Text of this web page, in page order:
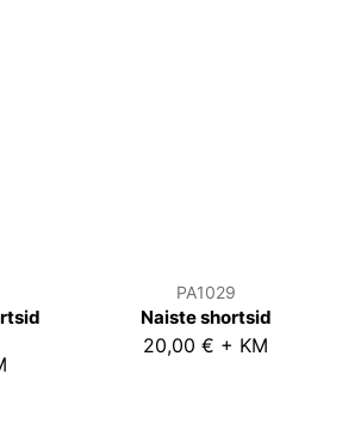
PA1029
Naiste shortsid
20,00 € + KM